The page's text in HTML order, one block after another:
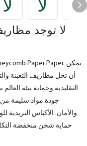
لا توجد
أن تحل مظاريف التعبئة
التقليدية وحماية بيئة
جودة مواد سليمة من
والأمان. الأكياس البريدية